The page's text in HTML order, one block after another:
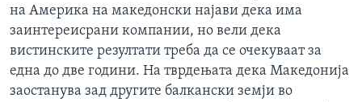
на Америка на македонски најави дека има
заинтереисрани компании, но вели дека
вистинските резултати треба да се очекуваат за
една до две години. На тврдењата дека Македонија
заостанува зад другите балкански земји во